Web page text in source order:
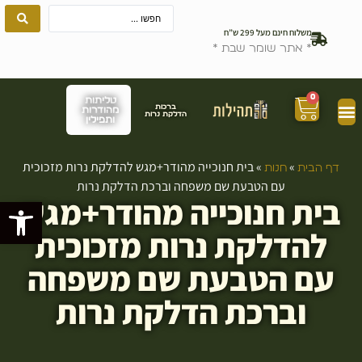
פתח
משלוח חינם מעל 299 ש”ח
* אתר שומר שבת *
ברכות
הדלקת נרות
טליתות
מהודרות
ותפילין
0
דף הבית » חנות »בית חנוכייה מהודר+מגש להדלקת נרות מזכוכית
עם הטבעת שם משפחה וברכת הדלקת נרות
בית חנוכייה מהודר+מגש
להדלקת נרות מזכוכית
עם הטבעת שם משפחה
וברכת הדלקת נרות